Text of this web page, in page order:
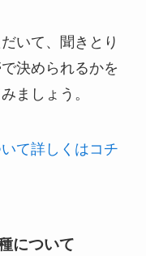
いて、聞きとり
決められるかを
ましょう。
て詳しくはコチ
について